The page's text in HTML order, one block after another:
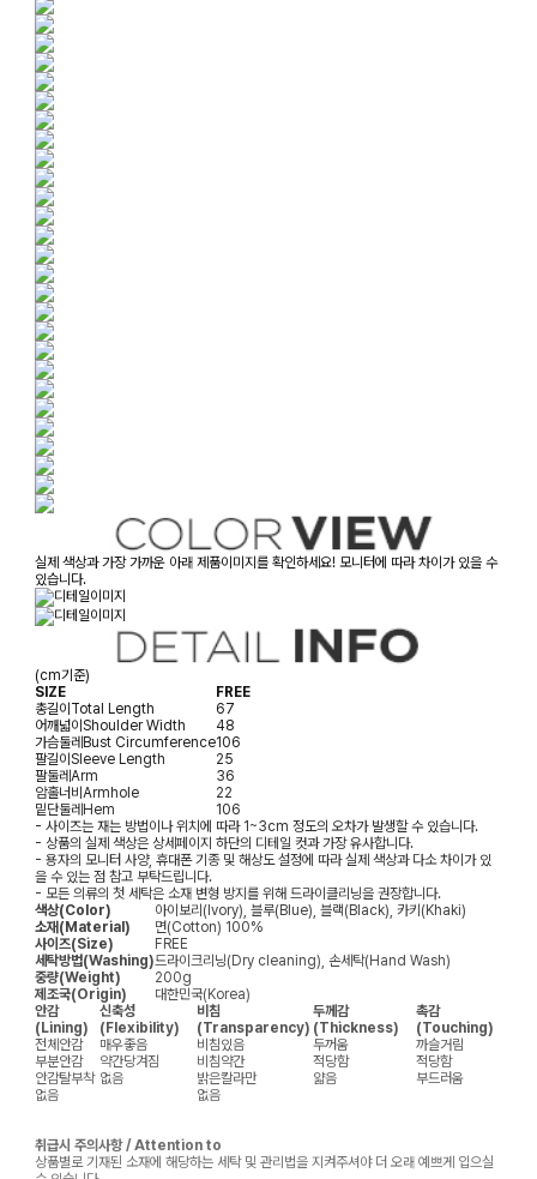
실제 색상과 가장 가까운 아래 제품이미지를 확인하세요! 모니터에 따라 차이가 있을 수
있습니다.
(cm기준)
SIZE
FREE
총길이Total Length
67
어깨넓이Shoulder Width
48
가슴둘레Bust Circumference106
팔길이Sleeve Length
25
팔둘레Arm
36
암홀너비Armhole
22
밑단둘레Hem
106
- 사이즈는 재는 방법이나 위치에 따라 1~3cm 정도의 오차가 발생할 수 있습니다.
- 상품의 실제 색상은 상세페이지 하단의 디테일 컷과 가장 유사합니다.
- 용자의 모니터 사양, 휴대폰 기종 및 해상도 설정에 따라 실제 색상과 다소 차이가 있
을 수 있는 점 참고 부탁드립니다.
- 모든 의류의 첫 세탁은 소재 변형 방지를 위해 드라이클리닝을 권장합니다.
색상(Color)
아이보리(Ivory), 블루(Blue), 블랙(Black), 카키(Khaki)
소재(Material)
면(Cotton) 100%
사이즈(Size)
FREE
세탁방법(Washing)드라이크리닝(Dry cleaning), 손세탁(Hand Wash)
중량(Weight)
200g
제조국(Origin)
대한민국(Korea)
안감
(Lining)
신축성
(Flexibility)
비침
(Transparency)
두께감
(Thickness)
촉감
(Touching)
전체안감
매우좋음 비침있음 두꺼움
까슬거림
부분안감
약간당겨짐 비침약간 적당함
적당함
안감탈부착 없음 밝은칼라만 얇음
부드러움
없음
없음
취급시 주의사항 / Attention to
상품별로 기재된 소재에 해당하는 세탁 및 관리법을 지켜주셔야 더 오래 예쁘게 입으실